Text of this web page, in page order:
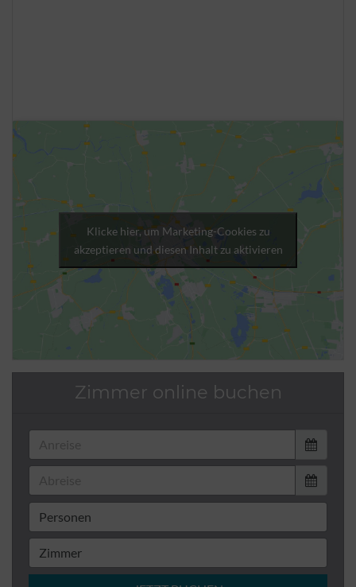
Klicke hier, um Marketing-Cookies zu
akzeptieren und diesen Inhalt zu aktivieren
Zimmer online buchen